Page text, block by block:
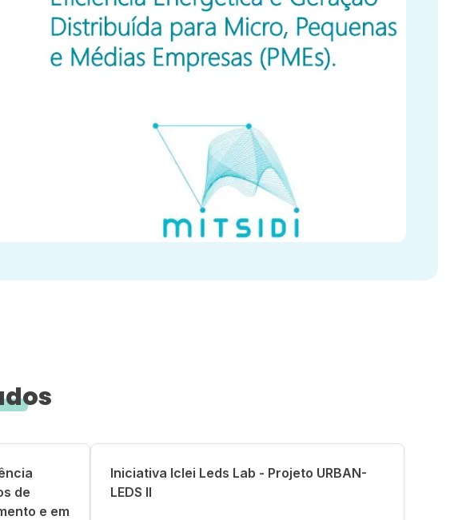
de
e em
Iniciativa Iclei Leds Lab - Projeto URBAN-
LEDS II